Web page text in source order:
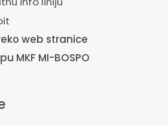
web stranice
MKF MI-BOSPO